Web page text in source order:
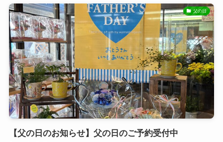
父の日
【父の日のお知らせ】父の日のご予約受付中